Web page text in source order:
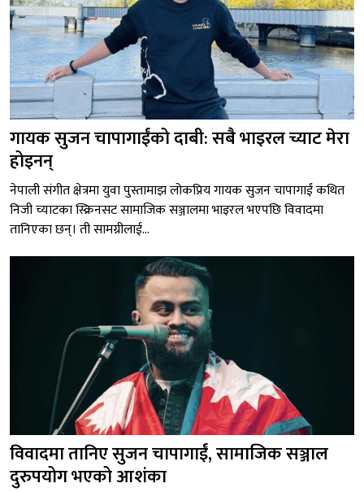
गायक सुजन चापागाईंको दाबी: सबै भाइरल च्याट मेरा
होइनन्
नेपाली संगीत क्षेत्रमा युवा पुस्तामाझ लोकप्रिय गायक सुजन चापागाईं कथित
निजी च्याटका स्क्रिनसट सामाजिक सञ्जालमा भाइरल भएपछि विवादमा
तानिएका छन्। ती सामग्रीलाई...
विवादमा तानिए सुजन चापागाईं, सामाजिक सञ्जाल
दुरुपयोग भएको आशंका